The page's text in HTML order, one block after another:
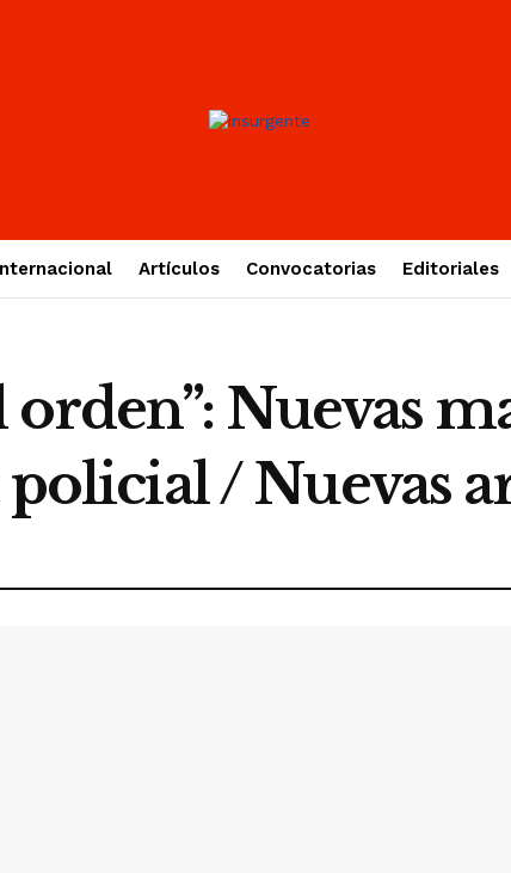
Artículos Convocatorias Editoriales
Nuevas
/ Nuevas